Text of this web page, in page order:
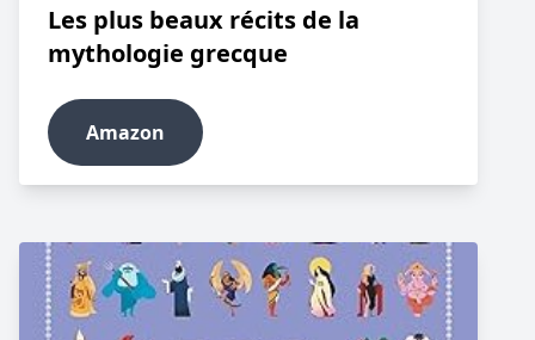
Les plus beaux récits de la
mythologie grecque
Amazon